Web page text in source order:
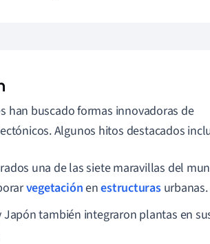
han buscado formas innovadoras de
Algunos hitos destacados
una de las siete maravillas del
vegetaciónenestructurasurbanas.
Japón también integraron plantas en